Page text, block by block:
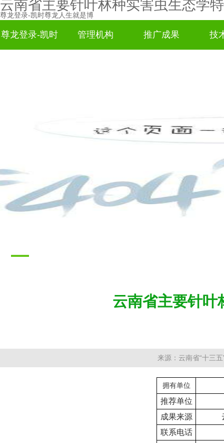
云南省主要针叶林种实害虫生态学
尊龙登录-凯时尊龙人生就是博
尊龙登录-凯时 管理机构 推广成果 技
云南省主要针叶
来源：云南省“十三
拥有单位
推荐单位
成果来源
联系电话